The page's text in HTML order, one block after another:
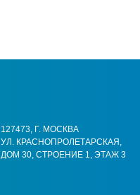
127473, Г. МОСКВА
УЛ. КРАСНОПРОЛЕТАРСКАЯ,
ДОМ 30, СТРОЕНИЕ 1, ЭТАЖ 3